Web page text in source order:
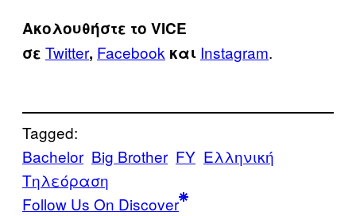
Ακολουθήστε το VICE
σε Twitter, Facebook και Instagram.
Tagged:
Bachelor Big Brother FY Ελληνική
Τηλεόραση
Follow Us On Discover